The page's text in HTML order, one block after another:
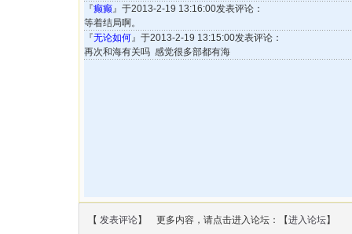
『癫癫』于2013-2-19 13:16:00发表评论：
等着结局啊。
『无论如何』于2013-2-19 13:15:00发表评论：
再次和海有关吗 感觉很多部都有海
【 发表评论】 更多内容，请点击进入论坛：【进入论坛】